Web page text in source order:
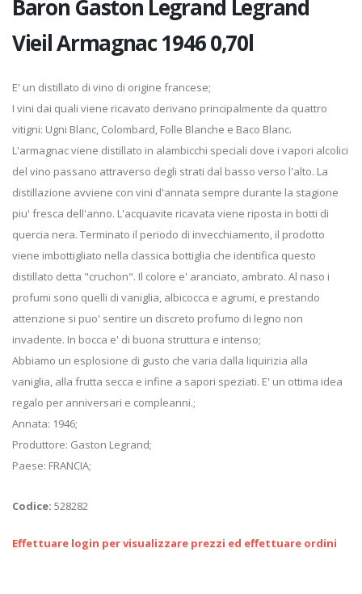
Baron Gaston Legrand Legrand
Vieil Armagnac 1946 0,70l
E' un distillato di vino di origine francese;
I vini dai quali viene ricavato derivano principalmente da quattro
vitigni: Ugni Blanc, Colombard, Folle Blanche e Baco Blanc.
L'armagnac viene distillato in alambicchi speciali dove i vapori alcolici
del vino passano attraverso degli strati dal basso verso l'alto. La
distillazione avviene con vini d'annata sempre durante la stagione
piu' fresca dell'anno. L'acquavite ricavata viene riposta in botti di
quercia nera. Terminato il periodo di invecchiamento, il prodotto
viene imbottigliato nella classica bottiglia che identifica questo
distillato detta "cruchon". Il colore e' aranciato, ambrato. Al naso i
profumi sono quelli di vaniglia, albicocca e agrumi, e prestando
attenzione si puo' sentire un discreto profumo di legno non
invadente. In bocca e' di buona struttura e intenso;
Abbiamo un esplosione di gusto che varia dalla liquirizia alla
vaniglia, alla frutta secca e infine a sapori speziati. E' un ottima idea
regalo per anniversari e compleanni.;
Annata: 1946;
Produttore: Gaston Legrand;
Paese: FRANCIA;
Codice: 528282
Effettuare login per visualizzare prezzi ed effettuare ordini